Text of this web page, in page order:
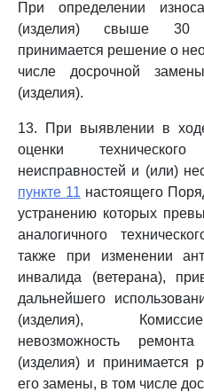
При определении
(изделия) свыше 30
принимается решение о
числе досрочной
(изделия).
13. При выявлении в
оценки
неисправностей и (или)
пункте 11 настоящего
устранению которых
аналогичного
также при изменении
инвалида (ветерана),
дальнейшего
(изделия),
невозможность ремонта
(изделия) и принимается
его замены, в том числе